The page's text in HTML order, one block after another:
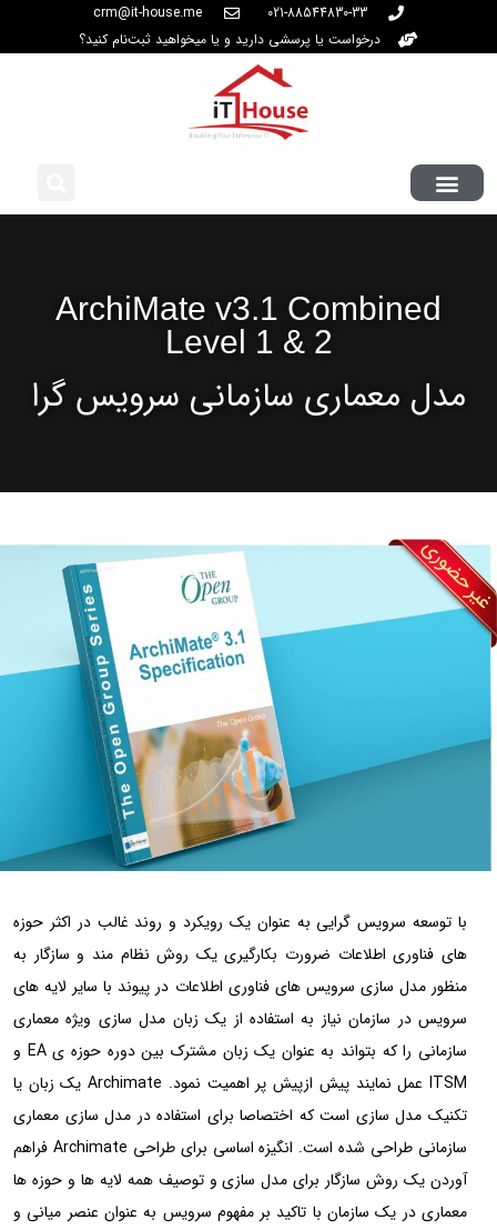
021-88544830-33
crm@it-house.me
درخواست یا پرسشی دارید و یا میخواهید ثبت‌نام کنید؟
ArchiMate v3.1 Combined
Level 1 & 2
مدل معماری سازمانی سرویس گرا
با توسعه سرویس گرایی به عنوان یک رویکرد و روند غالب در اکثر حوزه
های فناوری اطلاعات ضرورت بکارگیری یک روش نظام مند و سازگار به
منظور مدل سازی سرویس های فناوری اطلاعات در پیوند با سایر لایه های
سرویس در سازمان نیاز به استفاده از یک زبان مدل سازی ویژه معماری
سازمانی را که بتواند به عنوان یک زبان مشترک بین دوره حوزه ی EA و
ITSM عمل نمایند پیش ازپیش پر اهمیت نمود. Archimate یک زبان یا
تکنیک مدل سازی است که اختصاصا برای استفاده در مدل سازی معماری
سازمانی طراحی شده است. انگیزه اساسی برای طراحی Archimate فراهم
آوردن یک روش سازگار برای مدل سازی و توصیف همه لایه ها و حوزه ها
معماری در یک سازمان با تاکید بر مفهوم سرویس به عنوان عنصر میانی و